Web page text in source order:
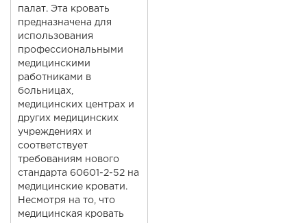
палат. Эта кровать
предназначена для
использования
профессиональными
медицинскими
работниками в
больницах,
медицинских центрах и
других медицинских
учреждениях и
соответствует
требованиям нового
стандарта 60601-2-52 на
медицинские кровати.
Несмотря на то, что
медицинская кровать